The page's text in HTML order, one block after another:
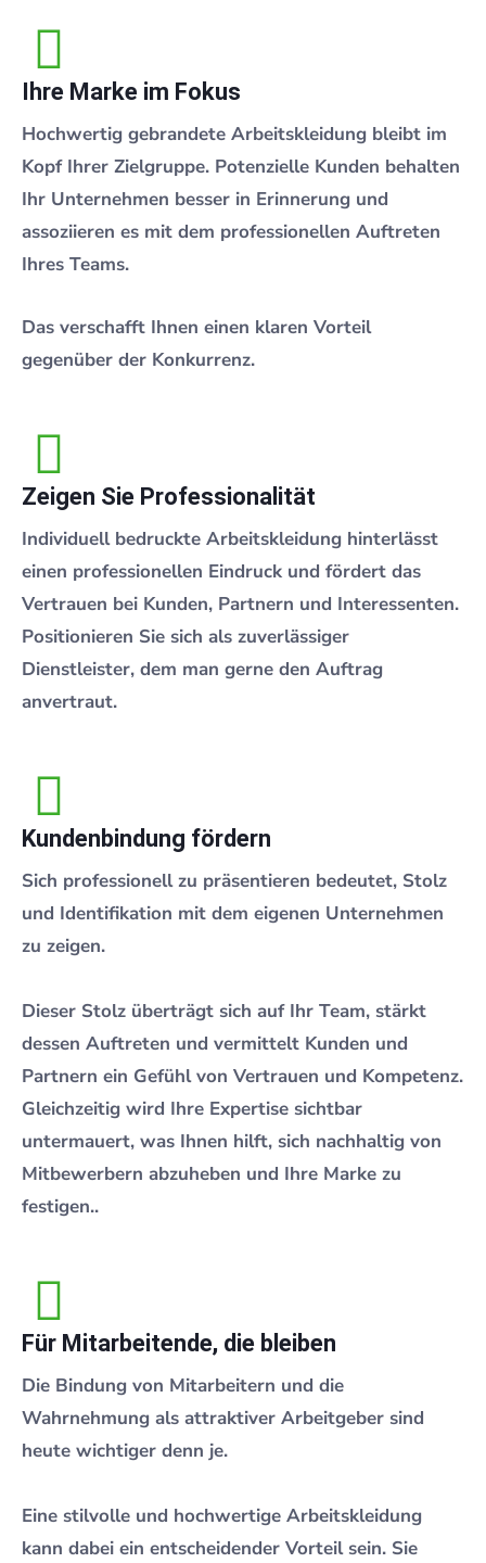
Ihre Marke im Fokus
Hochwertig gebrandete Arbeitskleidung bleibt im
Kopf Ihrer Zielgruppe. Potenzielle Kunden behalten
Ihr Unternehmen besser in Erinnerung und
assoziieren es mit dem professionellen Auftreten
Ihres Teams.
Das verschafft Ihnen einen klaren Vorteil
gegenüber der Konkurrenz.
Zeigen Sie Professionalität
Individuell bedruckte Arbeitskleidung hinterlässt
einen professionellen Eindruck und fördert das
Vertrauen bei Kunden, Partnern und Interessenten.
Positionieren Sie sich als zuverlässiger
Dienstleister, dem man gerne den Auftrag
anvertraut.
Kundenbindung fördern
Sich professionell zu präsentieren bedeutet, Stolz
und Identifikation mit dem eigenen Unternehmen
zu zeigen.
Dieser Stolz überträgt sich auf Ihr Team, stärkt
dessen Auftreten und vermittelt Kunden und
Partnern ein Gefühl von Vertrauen und Kompetenz.
Gleichzeitig wird Ihre Expertise sichtbar
untermauert, was Ihnen hilft, sich nachhaltig von
Mitbewerbern abzuheben und Ihre Marke zu
festigen..
Für Mitarbeitende, die bleiben
Die Bindung von Mitarbeitern und die
Wahrnehmung als attraktiver Arbeitgeber sind
heute wichtiger denn je.
Eine stilvolle und hochwertige Arbeitskleidung
kann dabei ein entscheidender Vorteil sein. Sie